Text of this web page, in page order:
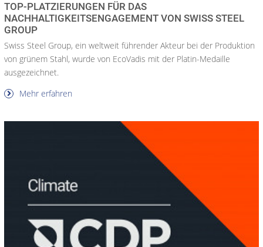
TOP-PLATZIERUNGEN FÜR DAS
NACHHALTIGKEITSENGAGEMENT VON SWISS STEEL
GROUP
Swiss Steel Group, ein weltweit führender Akteur bei der Produktion
von grünem Stahl, wurde von EcoVadis mit der Platin-Medaille
ausgezeichnet.
Mehr erfahren